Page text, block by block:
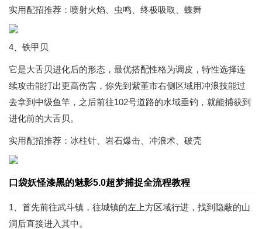
实用配招推荐：喷射火焰、虫鸣、终极吸取、蝶舞
4、铁甲贝
它是大舌贝进化后的形态，最优搭配性格为调皮，特性选择连
续攻击能打出更高伤害，你先到紫堇市右侧区域用冲浪技能过
去拿到中级鱼竿，之后前往102号道路的水域垂钓，就能捕获到
进化前的大舌贝。
实用配招推荐：冰柱针、岩石爆击、冲浪术、破壳
口袋妖怪漆黑的魅影5.0超梦捕捉全流程教程
1、首先前往武斗镇，往城镇的左上方区域行进，找到隐蔽的山
洞后直接进入其中。